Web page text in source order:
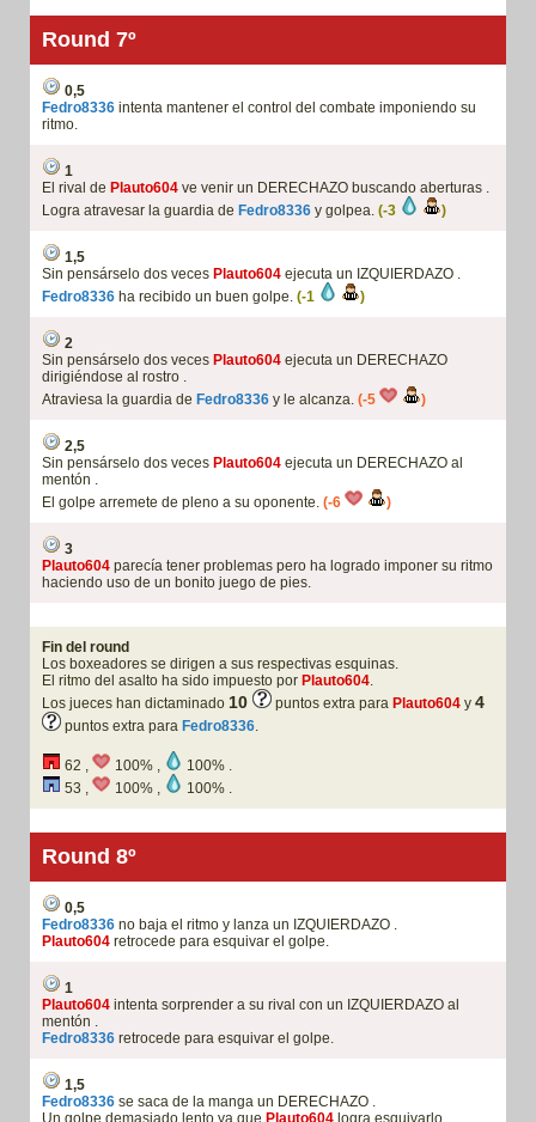
Round 7º
0,5
Fedro8336 intenta mantener el control del combate imponiendo su
ritmo.
1
El rival de Plauto604 ve venir un DERECHAZO buscando aberturas .
Logra atravesar la guardia de Fedro8336 y golpea. (-3 )
1,5
Sin pensárselo dos veces Plauto604 ejecuta un IZQUIERDAZO .
Fedro8336 ha recibido un buen golpe. (-1 )
2
Sin pensárselo dos veces Plauto604 ejecuta un DERECHAZO
dirigiéndose al rostro .
Atraviesa la guardia de Fedro8336 y le alcanza. (-5 )
2,5
Sin pensárselo dos veces Plauto604 ejecuta un DERECHAZO al
mentón .
El golpe arremete de pleno a su oponente. (-6 )
3
Plauto604 parecía tener problemas pero ha logrado imponer su ritmo
haciendo uso de un bonito juego de pies.
Fin del round
Los boxeadores se dirigen a sus respectivas esquinas.
El ritmo del asalto ha sido impuesto por Plauto604.
Los jueces han dictaminado 10 puntos extra para Plauto604 y 4
puntos extra para Fedro8336.
62 , 100% ,
100% .
53 ,
100% , 100% .
Round 8º
0,5
Fedro8336 no baja el ritmo y lanza un IZQUIERDAZO .
Plauto604 retrocede para esquivar el golpe.
1
Plauto604 intenta sorprender a su rival con un IZQUIERDAZO al
mentón .
Fedro8336 retrocede para esquivar el golpe.
1,5
Fedro8336 se saca de la manga un DERECHAZO .